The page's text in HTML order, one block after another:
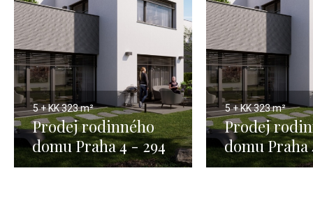
5 + KK323 m²
Prodej rodinného
domu Praha 4 - 294
m2 1
5 + KK323 m²
Prodej
domu Praha
m2